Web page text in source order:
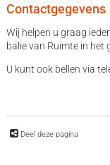
Contactgegevens
Wij helpen u graag
balie van Ruimte in het
U kunt ook bellen via
Deel deze pagina